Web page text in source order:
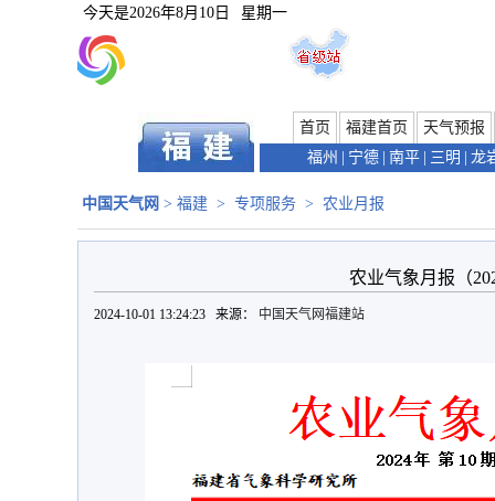
今天是2026年8月10日 星期一
首页 福建首页
天气预报
福州
宁德 南平 三明 龙
中国天气网 > 福建 > 专项服务 > 农业月报
农业气象月报（
2024-10-01 13:24:23 来源： 中国天气网福建站